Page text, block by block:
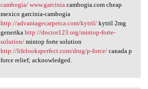
cambogia/ www.garcinia cambogia.com cheap
mexico garcinia-cambogia
http://advantagecarpetca.com/kytril/kytril 2mg
generika http://doctor123.org/mintop-forte-
solution/mintop forte solution
http://lifelooksperfect.com/drug/p-force/canada p
force relief; acknowledged.